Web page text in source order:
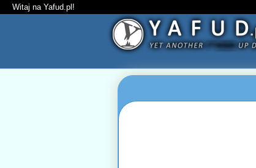
Witaj na Yafud.pl!